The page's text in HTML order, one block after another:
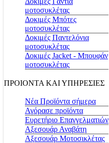
μοτοσυκλέτας
Δοκιμές Μπότες
μοτοσυκλέτας
Δοκιμές Παντελόνια
μοτοσυκλέτας
Δοκιμές Jacket - Μπουφάν
μοτοσυκλέτας
ΠΡΟΙΟΝΤΑ ΚΑΙ ΥΠΗΡΕΣΙΕΣ
Νέα Προϊόντα σήμερα
Αγόρασε προϊόντα
Ευρετήριο Επαγγελματιών
Αξεσουάρ Αναβάτη
Αξεσουάρ Μοτοσικλέτας